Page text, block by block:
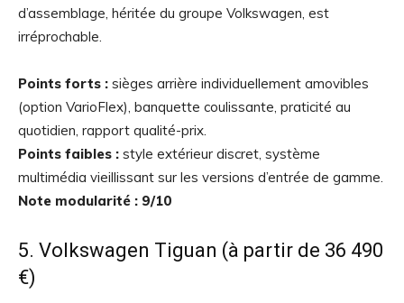
d’assemblage, héritée du groupe Volkswagen, est
irréprochable.
Points forts : sièges arrière individuellement amovibles
(option VarioFlex), banquette coulissante, praticité au
quotidien, rapport qualité-prix.
Points faibles : style extérieur discret, système
multimédia vieillissant sur les versions d’entrée de gamme.
Note modularité : 9/10
5. Volkswagen Tiguan (à partir de 36 490
€)